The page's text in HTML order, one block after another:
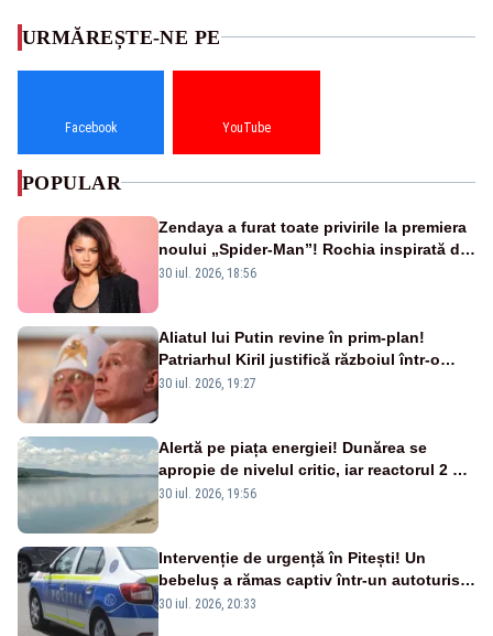
URMĂREȘTE-NE PE
Facebook YouTube
POPULAR
Zendaya a furat toate privirile la premiera
noului „Spider-Man”! Rochia inspirată de
pânza de păianjen a făcut senzație
30 iul. 2026, 18:56
Aliatul lui Putin revine în prim-plan!
Patriarhul Kiril justifică războiul într-o
nouă carte
30 iul. 2026, 19:27
Alertă pe piața energiei! Dunărea se
apropie de nivelul critic, iar reactorul 2 de
la Cernavodă ar putea fi oprit
30 iul. 2026, 19:56
Intervenție de urgență în Pitești! Un
bebeluș a rămas captiv într-un autoturism
din cauza unei defecțiuni
30 iul. 2026, 20:33